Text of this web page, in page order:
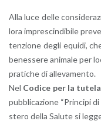
Alla luce delle
lo­ra im­pre­scin­di­bi­le
ten­zio­ne degli equi­di,
be­nes­se­re ani­ma­le per
pra­ti­che di al­le­va­men­to.
Nel Co­di­ce per la
pub­bli­ca­zio­ne “Prin­ci­pi
ste­ro della Sa­lu­te si